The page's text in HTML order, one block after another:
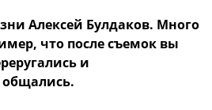
Алексей Булдаков. Много
что после съемок вы
и